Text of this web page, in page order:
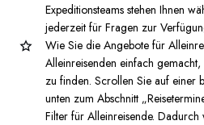
Expeditionsteams stehen Ihnen
jederzeit für Fragen zur
Wie Sie die Angebote für
Alleinreisenden einfach
zu finden. Scrollen Sie auf einer
unten zum Abschnitt
Filter für Alleinreisende.